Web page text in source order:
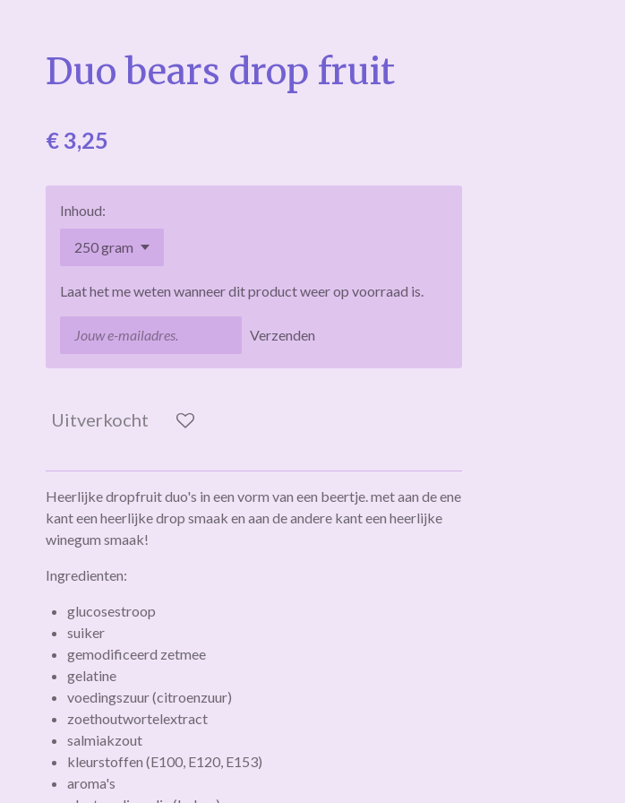
Duo bears drop fruit
€ 3,25
Inhoud:
Laat het me weten wanneer dit product weer op voorraad is.
Verzenden
Uitverkocht
Heerlijke dropfruit duo's in een vorm van een beertje. met aan de ene
kant een heerlijke drop smaak en aan de andere kant een heerlijke
winegum smaak!
Ingredienten:
glucosestroop
suiker
gemodificeerd zetmee
gelatine
voedingszuur (citroenzuur)
zoethoutwortelextract
salmiakzout
kleurstoffen (E100, E120, E153)
aroma's